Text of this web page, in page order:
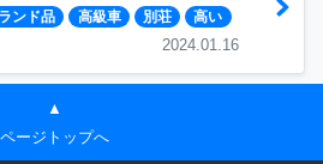
ンド品 高級車 別荘 高い
2024.01.16
▲
ページトップへ